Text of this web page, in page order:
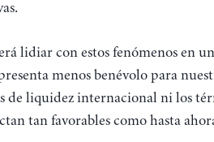
lidiar con estos fenómenos en
menos benévolo para
de liquidez internacional ni los
tan favorables como hasta